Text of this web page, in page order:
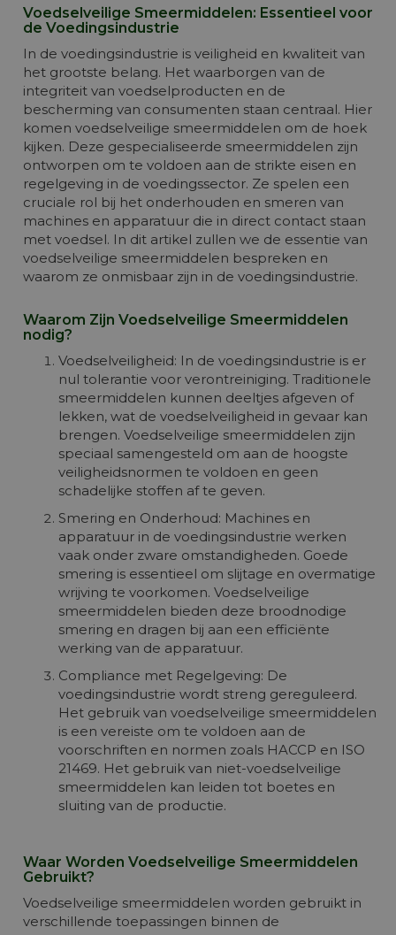
Voedselveilige Smeermiddelen: Essentieel voor
de Voedingsindustrie
In de voedingsindustrie is veiligheid en kwaliteit van
het grootste belang. Het waarborgen van de
integriteit van voedselproducten en de
bescherming van consumenten staan centraal. Hier
komen voedselveilige smeermiddelen om de hoek
kijken. Deze gespecialiseerde smeermiddelen zijn
ontworpen om te voldoen aan de strikte eisen en
regelgeving in de voedingssector. Ze spelen een
cruciale rol bij het onderhouden en smeren van
machines en apparatuur die in direct contact staan
met voedsel. In dit artikel zullen we de essentie van
voedselveilige smeermiddelen bespreken en
waarom ze onmisbaar zijn in de voedingsindustrie.
Waarom Zijn Voedselveilige Smeermiddelen
nodig?
Voedselveiligheid: In de voedingsindustrie is er
nul tolerantie voor verontreiniging. Traditionele
smeermiddelen kunnen deeltjes afgeven of
lekken, wat de voedselveiligheid in gevaar kan
brengen. Voedselveilige smeermiddelen zijn
speciaal samengesteld om aan de hoogste
veiligheidsnormen te voldoen en geen
schadelijke stoffen af te geven.
Smering en Onderhoud: Machines en
apparatuur in de voedingsindustrie werken
vaak onder zware omstandigheden. Goede
smering is essentieel om slijtage en overmatige
wrijving te voorkomen. Voedselveilige
smeermiddelen bieden deze broodnodige
smering en dragen bij aan een efficiënte
werking van de apparatuur.
Compliance met Regelgeving: De
voedingsindustrie wordt streng gereguleerd.
Het gebruik van voedselveilige smeermiddelen
is een vereiste om te voldoen aan de
voorschriften en normen zoals HACCP en ISO
21469. Het gebruik van niet-voedselveilige
smeermiddelen kan leiden tot boetes en
sluiting van de productie.
Waar Worden Voedselveilige Smeermiddelen
Gebruikt?
Voedselveilige smeermiddelen worden gebruikt in
verschillende toepassingen binnen de